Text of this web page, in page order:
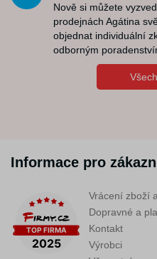
Nově si můžete
prodejnách Agátina
objednat individuální
odborným
Informace pro
Vrácení zboží
Dopravné a
Kontakt
Výrobci